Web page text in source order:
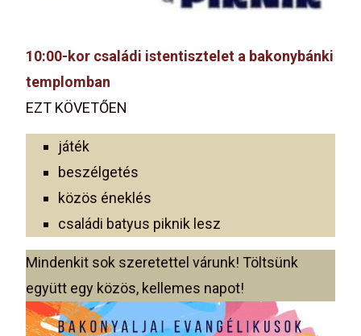
10:00-kor családi istentisztelet a bakonybánki
templomban
EZT KÖVETŐEN
játék
beszélgetés
közös éneklés
családi batyus piknik lesz
Mindenkit sok szeretettel várunk! Töltsünk
együtt egy közös, kellemes napot!